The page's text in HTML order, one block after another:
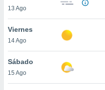
cookies
aceptar
13 Ago
Viernes
14 Ago
Sábado
15 Ago